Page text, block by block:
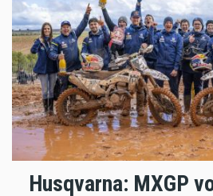
Husqvarna: MXGP